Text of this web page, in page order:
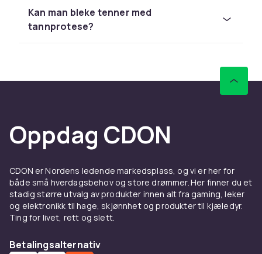
tynnere over tid og avslører den gule dentinen
nedenunder. Tannbleking kan effektivt
for å forebygge misfarginger.
Typer av
tannblekingsprodukter
Det finnes mange typer
tannblekingsprodukter tilpasset ulike behov
og budsjetter. Tannblekingsstrips er tynne og
tannblekingsgele som kleber til tennene og er
Kan man bleke tenner med
tannprotese?
Oppdag CDON
CDON er Nordens ledende markedsplass, og vi er her for
både små hverdagsbehov og store drømmer. Her finner du et
stadig større utvalg av produkter innen alt fra gaming, leker
og elektronikk til hage, skjønnhet og produkter til kjæledyr.
Ting for livet, rett og slett.
Betalingsalternativ